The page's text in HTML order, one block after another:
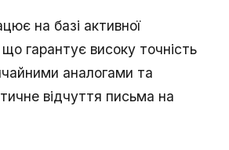
на базі активної
що гарантує високу точність
аналогами та
відчуття письма на